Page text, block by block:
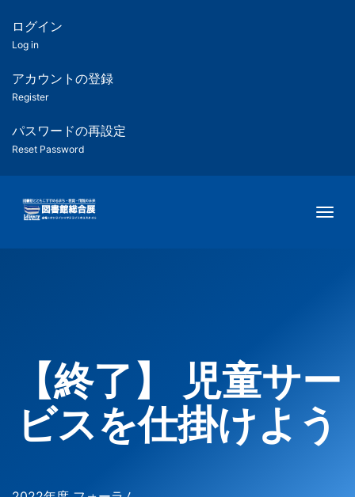
ツ
匿
名
ユ
ー
ー
用
メ
ー
ログイン
Log in
アカウントの登録
Register
パスワードの再設定
Reset Password
【終了】 児童サー
ビスを仕掛けよう